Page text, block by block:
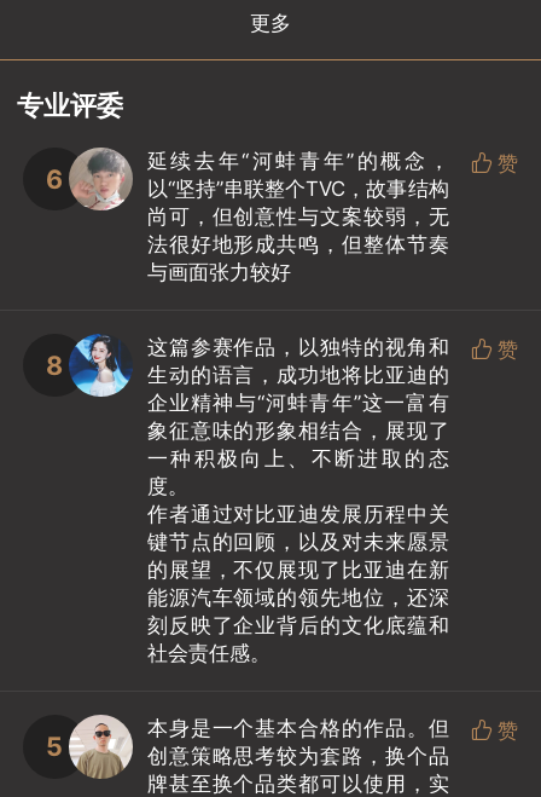
更多
专业评委
6
延续去年“河蚌青年”的概念，
以“坚持”串联整个TVC，故事结构
尚可，但创意性与文案较弱，无
法很好地形成共鸣，但整体节奏
与画面张力较好
 赞
8
这篇参赛作品，以独特的视角和
生动的语言，成功地将比亚迪的
企业精神与“河蚌青年”这一富有
象征意味的形象相结合，展现了
一种积极向上、不断进取的态
度。
作者通过对比亚迪发展历程中关
键节点的回顾，以及对未来愿景
的展望，不仅展现了比亚迪在新
能源汽车领域的领先地位，还深
刻反映了企业背后的文化底蕴和
社会责任感。
 赞
5
本身是一个基本合格的作品。但
创意策略思考较为套路，换个品
牌甚至换个品类都可以使用，实
 赞